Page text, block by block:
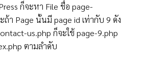
ก็จะหา File ชื่อ page-
า Page นั้นมี page id เท่ากับ 9 ดัง
us.php ก็จะใช้ page-9.php
ตามลำดับ